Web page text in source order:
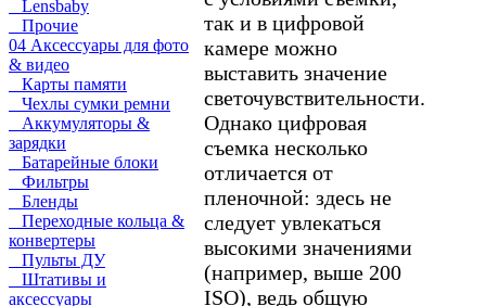
Lensbaby
Прочие
04 Аксессуары для фото
& видео
Карты памяти
Чехлы сумки ремни
Аккумуляторы &
зарядки
Батарейные блоки
Фильтры
Бленды
Переходные кольца &
конвертеры
Пульты ДУ
Штативы и
аксессуары
так и в цифровой
камере можно
выставить значение
светочувствительности.
Однако цифровая
съемка несколько
отличается от
пленочной: здесь не
следует увлекаться
высокими значениями
(например, выше 200
ISO), ведь общую